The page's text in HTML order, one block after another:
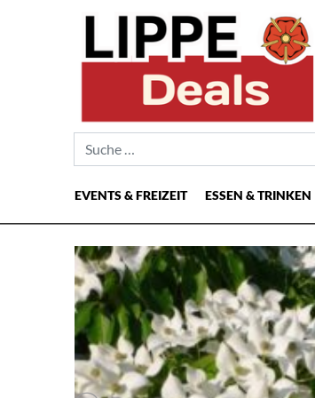
Suche nach:
Hauptnavigation
EVENTS & FREIZEIT ESSEN & TRINKEN